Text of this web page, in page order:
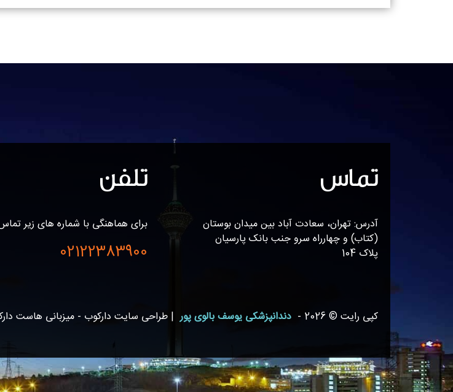
تماس
آدرس: تهران، سعادت آباد بین میدان بوستان
(کتاب) و چهارراه سرو جنب بانک پارسیان
پلاک 104
تلفن
برای هماهنگی با شماره های زیر
02122383900
کپی رایت © 2026 - دندانپزشکی یوسف بالوی پور | طراحی سایت دارکوب - میزبانی هاست